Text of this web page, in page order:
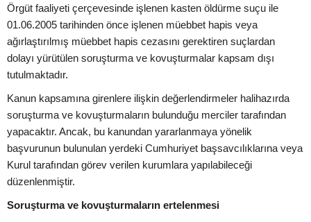
Örgüt faaliyeti çerçevesinde işlenen kasten öldürme suçu ile
01.06.2005 tarihinden önce işlenen müebbet hapis veya
ağırlaştırılmış müebbet hapis cezasını gerektiren suçlardan
dolayı yürütülen soruşturma ve kovuşturmalar kapsam dışı
tutulmaktadır.
Kanun kapsamına girenlere ilişkin değerlendirmeler halihazırda
soruşturma ve kovuşturmaların bulunduğu merciler tarafından
yapacaktır. Ancak, bu kanundan yararlanmaya yönelik
başvurunun bulunulan yerdeki Cumhuriyet başsavcılıklarına veya
Kurul tarafından görev verilen kurumlara yapılabileceği
düzenlenmiştir.
Soruşturma ve kovuşturmaların ertelenmesi